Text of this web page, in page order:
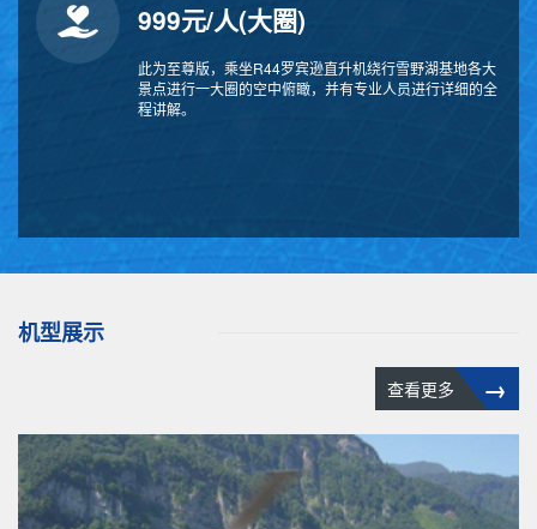
999元/人(大圈)
此为至尊版，乘坐R44罗宾逊直升机绕行雪野湖基地各大
景点进行一大圈的空中俯瞰，并有专业人员进行详细的全
程讲解。
机型展示
→
查看更多